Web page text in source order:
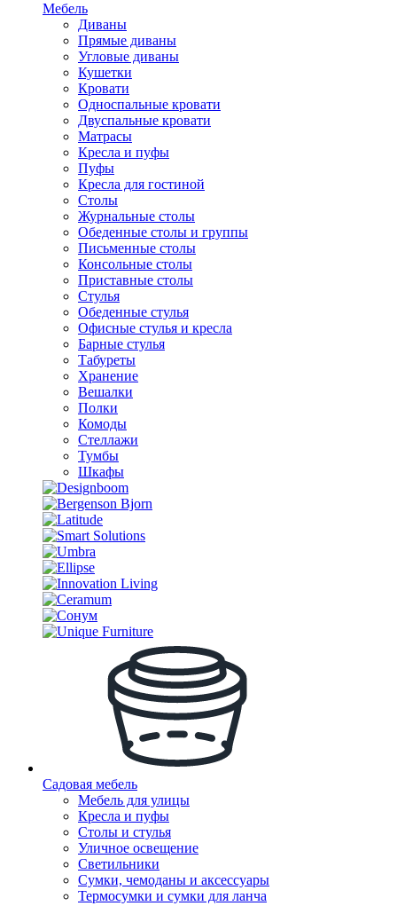
Мебель
Диваны
Прямые диваны
Угловые диваны
Кушетки
Кровати
Односпальные кровати
Двуспальные кровати
Матрасы
Кресла и пуфы
Пуфы
Кресла для гостиной
Столы
Журнальные столы
Обеденные столы и группы
Письменные столы
Консольные столы
Приставные столы
Стулья
Обеденные стулья
Офисные стулья и кресла
Барные стулья
Табуреты
Хранение
Вешалки
Полки
Комоды
Стеллажи
Тумбы
Шкафы
Садовая мебель
Мебель для улицы
Кресла и пуфы
Столы и стулья
Уличное освещение
Светильники
Сумки, чемоданы и аксессуары
Термосумки и сумки для ланча